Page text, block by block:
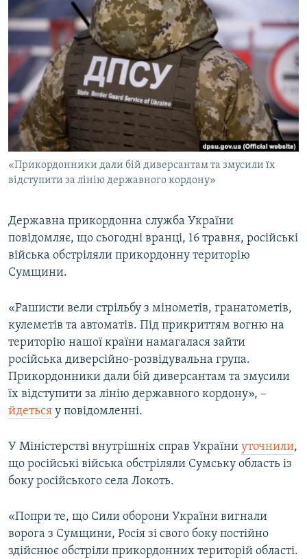
СПЕЦПРОЕКТИ
ДЕПОРТАЦІЯ
ВІДЕОУРОКИ «ELIFBE»
СВІДЧЕННЯ ОКУПАЦІЇ
УКРАЇНСЬКА ПРОБЛЕМА КРИМУ
ІНФОГРАФІКА
ЯК ОБІЙТИ БЛОКУВАННЯ
Русский
Qırımtatar
ДОЛУЧАЙСЯ!
«Прикордонники дали бій диверсантам та змусили їх
відступити за лінію державного кордону»
Державна прикордонна служба України
повідомляє, що сьогодні вранці, 16 травня, російські
війська обстріляли прикордонну територію
Сумщини.
«Рашисти вели стрільбу з мінометів, гранатометів,
кулеметів та автоматів. Під прикриттям вогню на
територію нашої країни намагалася зайти
російська диверсійно-розвідувальна група.
Прикордонники дали бій диверсантам та змусили
їх відступити за лінію державного кордону», –
йдеться у повідомленні.
У Міністерстві внутрішніх справ України уточнили,
що російські війська обстріляли Сумську область із
боку російського села Локоть.
«Попри те, що Сили оборони України вигнали
ворога з Сумщини, Росія зі свого боку постійно
здійснює обстріли прикордонних територій області.